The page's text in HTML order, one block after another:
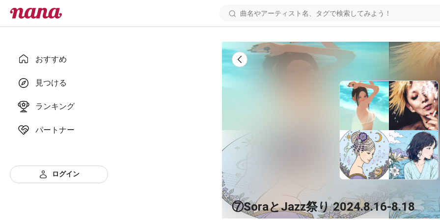
おすすめ
見つける
ランキング
パートナー
ログイン
⑦SoraとJazz祭り 2024.8.16-8.18